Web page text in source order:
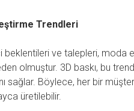
Trendleri
beklentileri ve talepleri, moda
olmuştur. 3D baskı, bu
sağlar. Böylece, her bir
üretilebilir.